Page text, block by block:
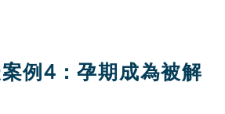
例4：孕期成為被解